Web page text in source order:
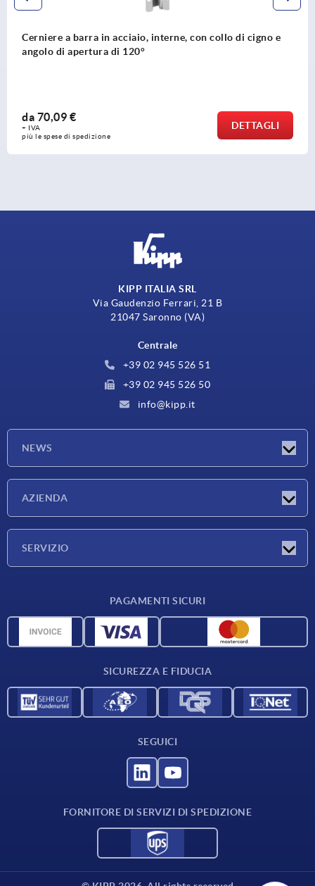
Dadi zigrinati alti in acciaio e acciaio inox DIN
più le spese di spedizione
KIPP ITALIA SRL
Via Gaudenzio Ferrari, 21 B
21047 Saronno (VA)
Centrale
+39 02 945 526 51
+39 02 945 526 50
info@kipp.it
NEWS
AZIENDA
SERVIZIO
Dati CAD
PAGAMENTI SICURI
SICUREZZA E FIDUCIA
SEGUICI
FORNITORE DI SERVIZI DI SPEDIZIONE